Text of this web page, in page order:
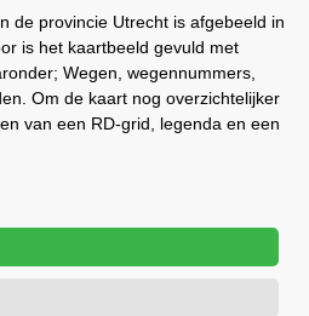
de provincie Utrecht is afgebeeld in
is het kaartbeeld gevuld met
Wegen, wegennummers,
Om de kaart nog overzichtelijker
van een RD-grid, legenda en een